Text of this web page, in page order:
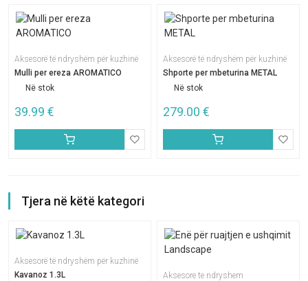
Aksesorë të ndryshëm për kuzhinë
Mulli per ereza AROMATICO
Në stok
39.99 €
Aksesorë të ndryshëm për kuzhinë
Shporte per mbeturina METAL
Në stok
279.00 €
Tjera në këtë kategori
Aksesorë të ndryshëm për kuzhinë
Kavanoz 1.3L
Aksesore te ndryshem